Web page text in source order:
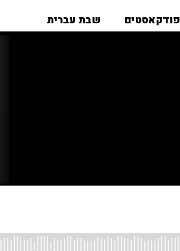
פודקאסטים שבת עברית